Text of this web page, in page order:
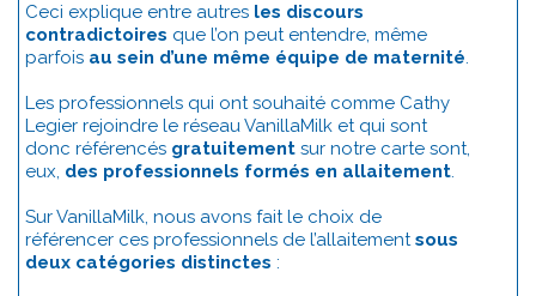
Ceci explique entre autres les discours
contradictoires que l’on peut entendre, même
parfois au sein d’une même équipe de maternité.
Les professionnels qui ont souhaité comme Cathy
Legier rejoindre le réseau VanillaMilk et qui sont
donc référencés gratuitement sur notre carte sont,
eux, des professionnels formés en allaitement.
Sur VanillaMilk, nous avons fait le choix de
référencer ces professionnels de l’allaitementsous
deux catégories distinctes :